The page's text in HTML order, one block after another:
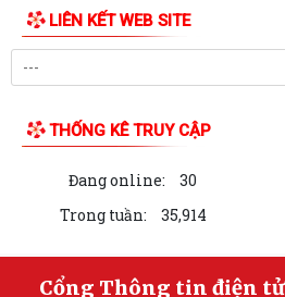
CHÍNH SÁCH NHÂN KỶ NIỆM 79 NĂM
Đoàn lãnh đạo Đảng uỷ - HĐND -
Hồng Bàng thăm và tặng quà các gia
THÔNG BÁO: Tổ chức Lễ tưởng niệm
Đoàn lãnh đạo Đảng uỷ - HĐND -
Hồng Bàng thăm và tặng quà các gia
PHƯỜNG HỒNG BÀNG PHỐI HỢP VỚI